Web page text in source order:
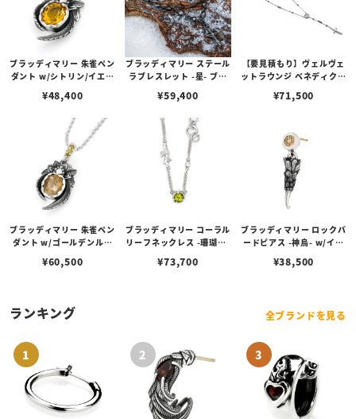
ブラッディマリー 朱雀ペン
ダント w/シトリン/イエロ
¥48,400
ブラッディマリー ステール
ラブレスレット -星- ブラ
ド
¥59,400
【要見積もり】ヴェルヴェ
ットラウンジ ベネディクシ
ト
¥71,500
ブラッディマリー 朱雀ペン
ダント w/ゴールデンルチ
イヤモンド
¥60,500
ブラッディマリー コーラル
リーフネックレス -珊瑚礁-
¥73,700
ブラッディマリー ロックバ
ードピアス -神烏- w/イン
¥38,500
ランキング 全ブランドを見る